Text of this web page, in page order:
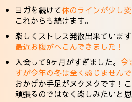
ヨガを続けて体のラインが少し変
これからも続けます。
楽しくストレス発散出来ています
最近お腹がへこんできました！
入会して9ヶ月がすぎました。 今
すが今年の冬は全く感じませんで
おかげか手足がヌクヌクです！
頑張るのではなく楽しみたいと思